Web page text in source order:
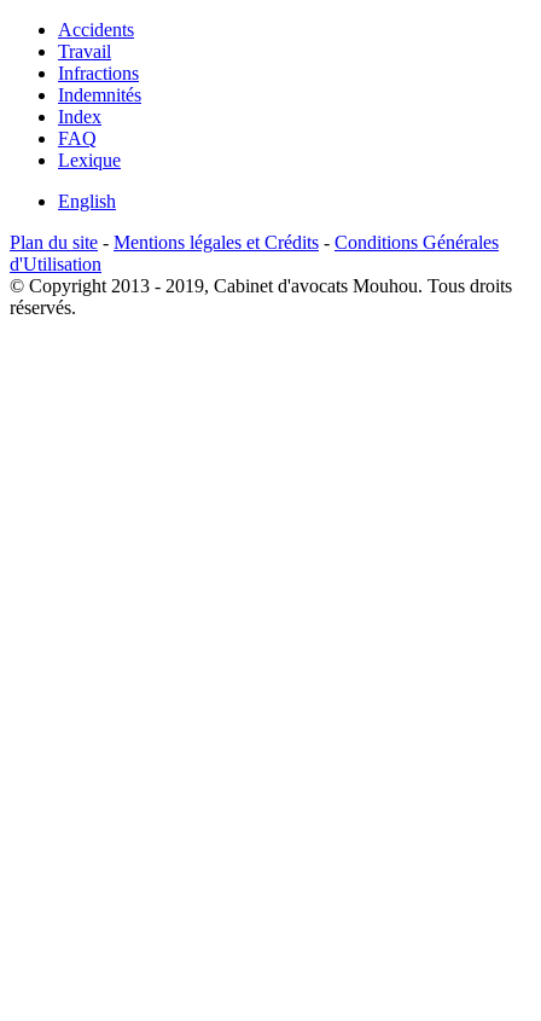
Accidents
Travail
Infractions
Indemnités
Index
FAQ
Lexique
English
Plan du site - Mentions légales et Crédits - Conditions Générales
d'Utilisation
© Copyright 2013 - 2019, Cabinet d'avocats Mouhou. Tous droits
réservés.